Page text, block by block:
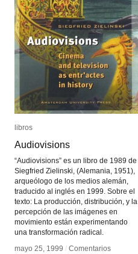
libros
Audiovisions
“Audiovisions” es un libro de 1989 de
Siegfried Zielinski, (Alemania, 1951),
arqueólogo de los medios alemán,
traducido al inglés en 1999. Sobre el
texto: La producción, distribución, y la
percepción de las imágenes en
movimiento están experimentando
una transformación radical.
mayo 25, 1999 / Comentarios
libros
Audiovisions
mayo 25, 1999 / Comentarios